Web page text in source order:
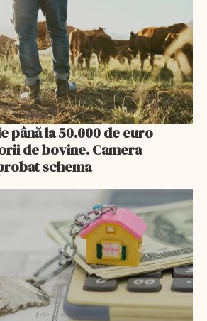
până la 50.000 de euro
de bovine. Camera
schema